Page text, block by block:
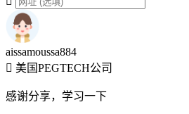
aissamoussa884
美国PEGTECH公司
感谢分享，学习一下